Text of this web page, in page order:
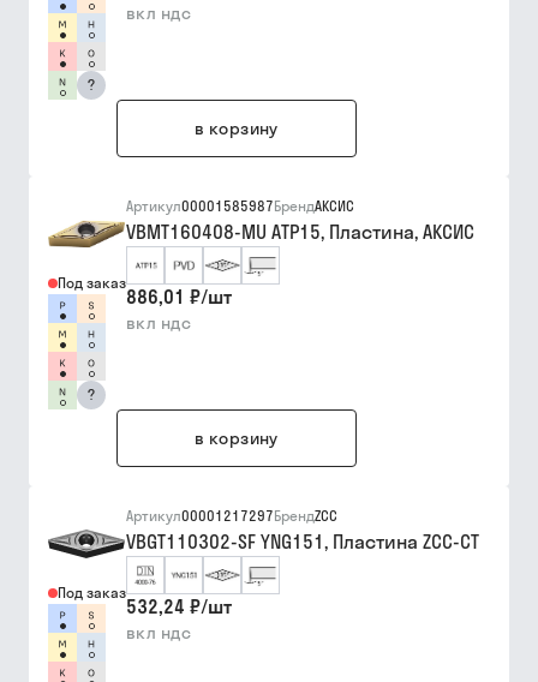
?
вкл ндс
в корзину
Под заказ
?
Артикул00001585987БрендАКСИС
VBMT160408-MU ATP15, Пластина, АКСИС
886,01 ₽/шт
вкл ндс
в корзину
Под заказ
Артикул00001217297БрендZCC
VBGT110302-SF YNG151, Пластина ZCC-CT
532,24 ₽/шт
вкл ндс